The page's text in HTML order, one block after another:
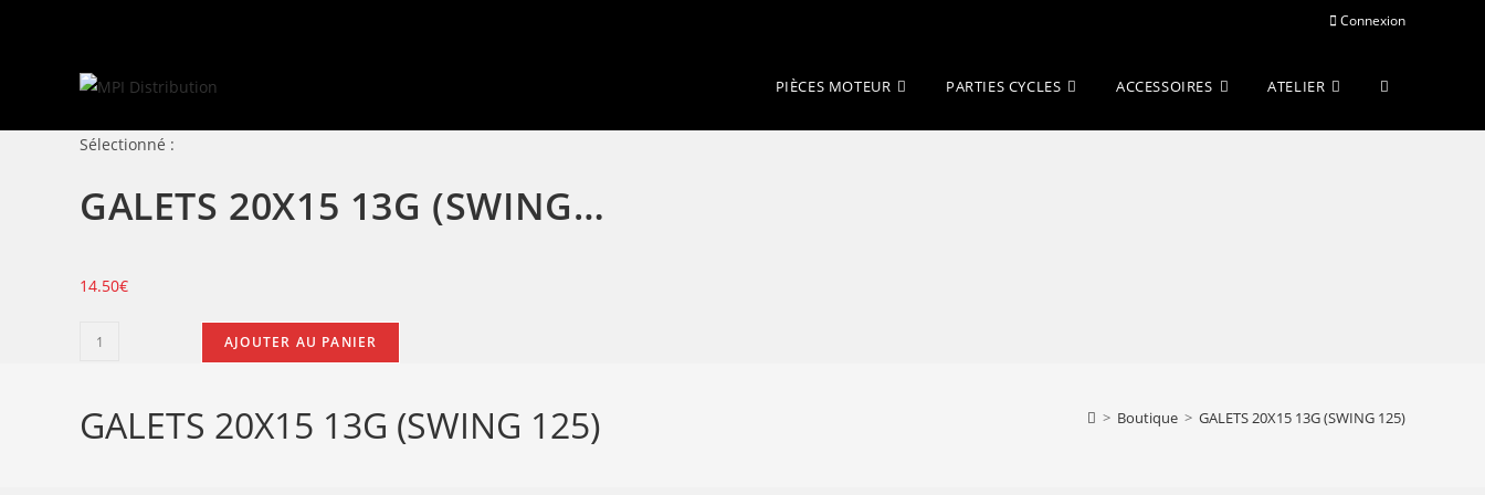
Connexion
PIÈCES MOTEUR PARTIES CYCLES ACCESSOIRES ATELIER Toggle
Sélectionné :
GALETS 20X15 13G (SWING…
14.50€
quantité
20X15
13G
AJOUTER AU PANIER
GALETS 20X15 13G (SWING 125) > Boutique > GALETS 20X15 13G (SWING 125)